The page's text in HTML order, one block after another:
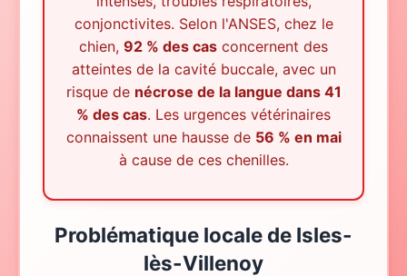
conjonctivites. Selon l'ANSES, chez le
chien, 92 % des cas concernent des
atteintes de la cavité buccale, avec un
risque de nécrose de la langue dans 41
% des cas. Les urgences vétérinaires
connaissent une hausse de 56 % en mai
à cause de ces chenilles.
Problématique locale de Isles-
lès-Villenoy